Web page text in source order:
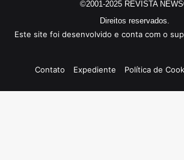
©2001-2025 REVISTA
Direitos reservados.
Este site foi desenvolvido e conta com o
Contato Expediente Política de